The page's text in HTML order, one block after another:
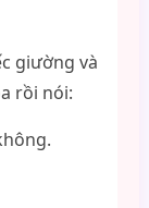
giường và
rồi nói: